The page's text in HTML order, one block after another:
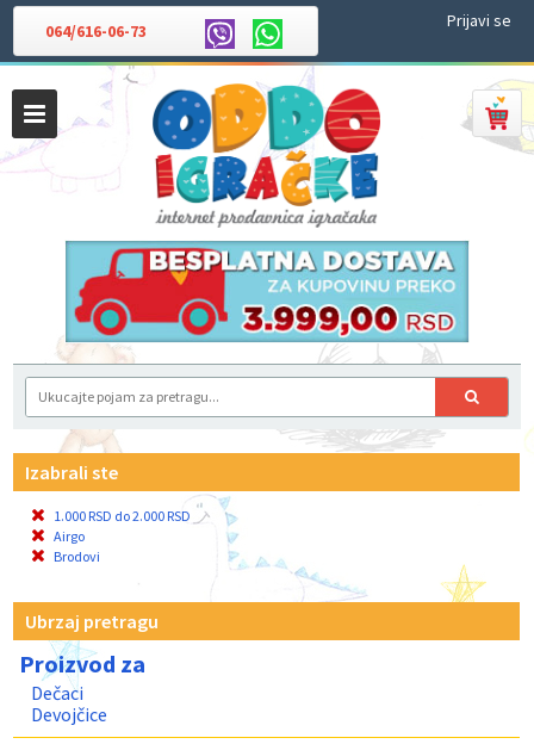
064/616-06-73 Prijavi se
Izabrali ste
1.000 RSD do 2.000 RSD
Airgo
Brodovi
Ubrzaj pretragu
Proizvod za
Dečaci
Devojčice